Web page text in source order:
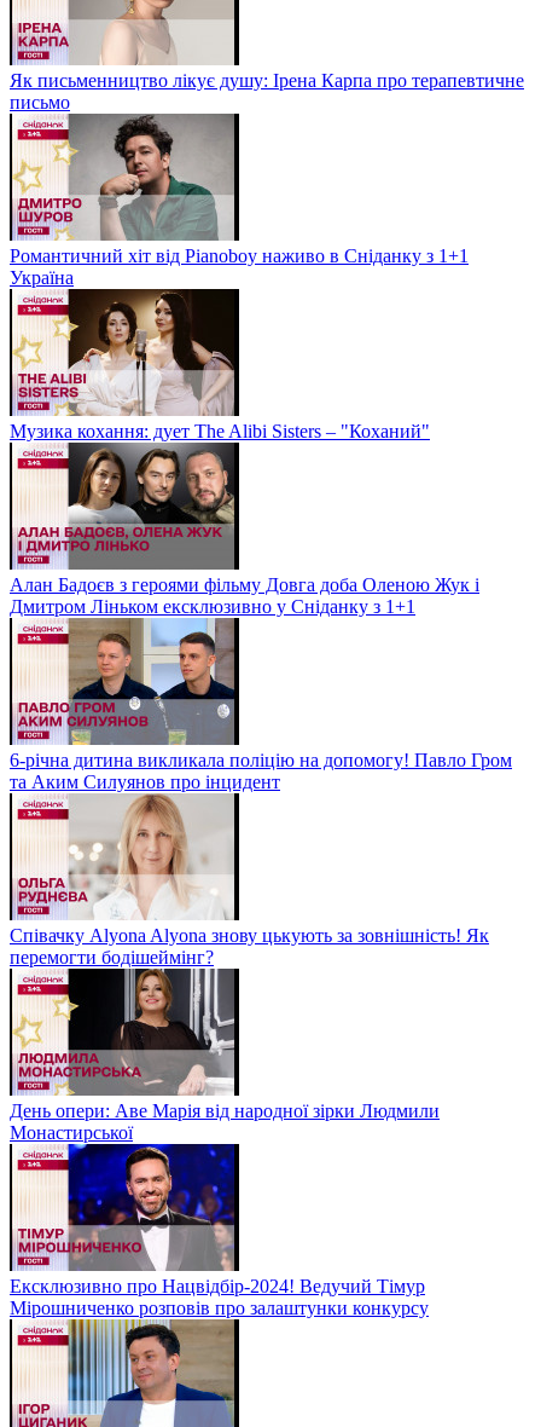
Як письменництво лікує душу: Ірена Карпа про терапевтичне
письмо
Романтичний хіт від Pianoboy наживо в Сніданку з 1+1
Україна
Музика кохання: дует The Alibi Sisters – "Коханий"
Алан Бадоєв з героями фільму Довга доба Оленою Жук і
Дмитром Ліньком ексклюзивно у Сніданку з 1+1
6-річна дитина викликала поліцію на допомогу! Павло Гром
та Аким Силуянов про інцидент
Співачку Alyona Alyona знову цькують за зовнішність! Як
перемогти бодішеймінг?
День опери: Аве Марія від народної зірки Людмили
Монастирської
Ексклюзивно про Нацвідбір-2024! Ведучий Тімур
Мірошниченко розповів про залаштунки конкурсу